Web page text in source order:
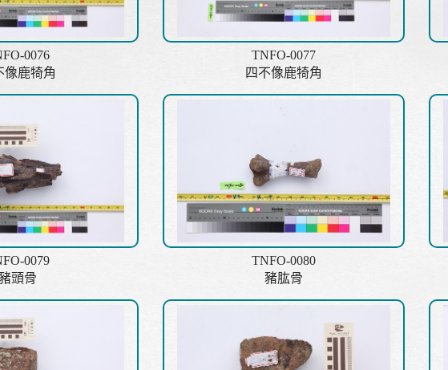
0076
像鹿犄角
TNFO-0077
四不像鹿犄角
0079
頭骨
TNFO-0080
豬肱骨